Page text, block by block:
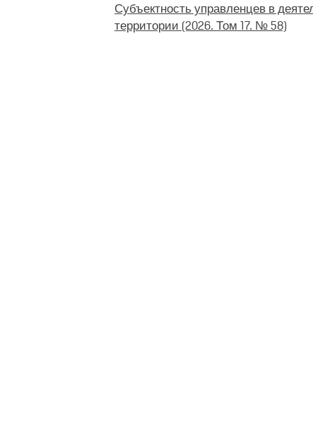
Субъектность управленцев в
территории (2026. Том 17. № 58)